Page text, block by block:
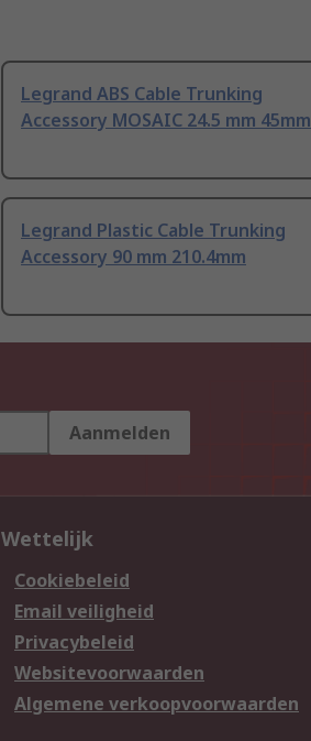
Legrand ABS Cable Trunking
Accessory MOSAIC 24.5 mm 45mm
Legrand Plastic Cable Trunking
Accessory 90 mm 210.4mm
Aanmelden
Wettelijk
Cookiebeleid
Email veiligheid
Privacybeleid
Websitevoorwaarden
Algemene verkoopvoorwaarden